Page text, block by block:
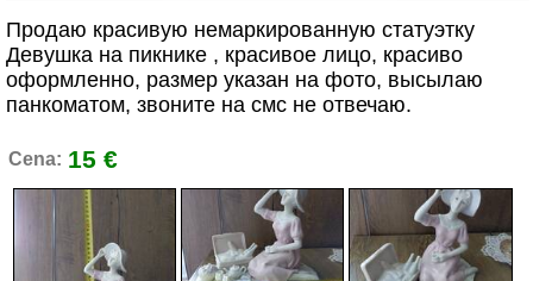
Продаю красивую немаркированную статуэтку
Девушка на пикнике , красивое лицо, красиво
оформленно, размер указан на фото, высылаю
панкоматом, звоните на смс не отвечаю.
Cena: 15 €